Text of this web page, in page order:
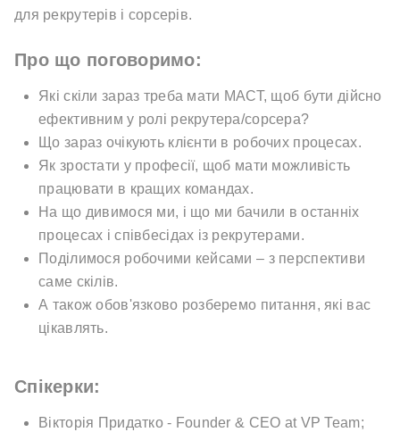
для рекрутерів і сорсерів.
Про що поговоримо:
Які скіли зараз треба мати МАСТ, щоб бути дійсно
ефективним у ролі рекрутера/сорсера?
Що зараз очікують клієнти в робочих процесах.
Як зростати у професії, щоб мати можливість
працювати в кращих командах.
На що дивимося ми, і що ми бачили в останніх
процесах і співбесідах із рекрутерами.
Поділимося робочими кейсами – з перспективи
саме скілів.
А також обов'язково розберемо питання, які вас
цікавлять.
Спікерки:
Вікторія Придатко - Founder & CEO at VP Team;